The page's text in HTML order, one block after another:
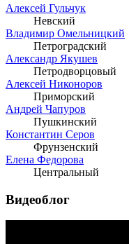
Алексей Гульчук
Невский
Владимир Омельницкий
Петроградский
Александр Якушев
Петродворцовый
Алексей Никоноров
Приморский
Андрей Чапуров
Пушкинский
Константин Серов
Фрунзенский
Елена Федорова
Центральный
Видеоблог